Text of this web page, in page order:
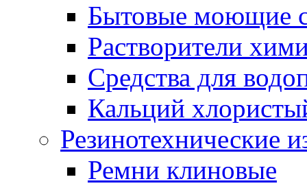
Бытовые моющие
Растворители
Средства для
Кальций
Резинотехнические
Ремни клиновые